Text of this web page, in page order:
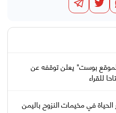
بوست" يعلن توقفه عن
للقراء
في مخيمات النزوح باليمن